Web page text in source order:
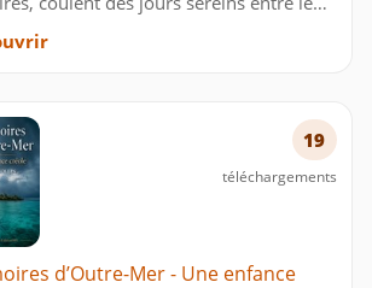
Pourtant, leur routine vole en éclats
d’Outre-Mer - Une enfance
19
téléchargements